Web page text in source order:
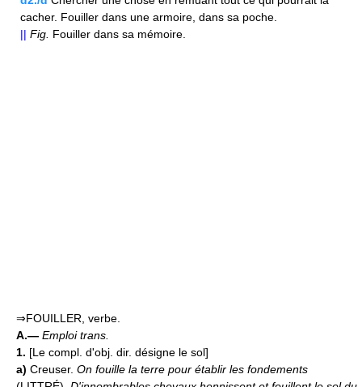
cacher. Fouiller dans une armoire, dans sa poche.
|| Fig. Fouiller dans sa mémoire.
⇒FOUILLER, verbe.
A.— Emploi trans.
1. [Le compl. d'obj. dir. désigne le sol]
a) Creuser. On fouille la terre pour établir les fondements